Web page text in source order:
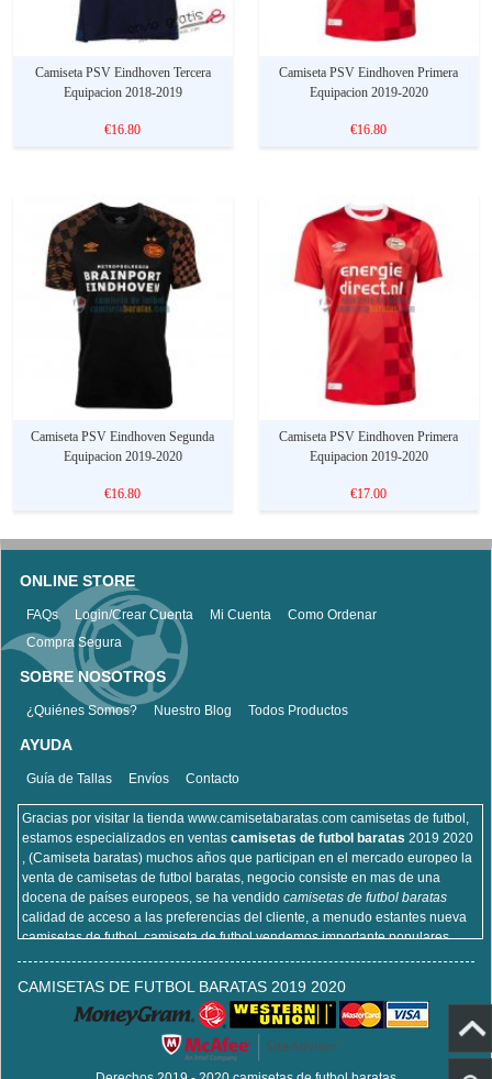
Camiseta PSV Eindhoven Tercera
Equipacion 2018-2019
€16.80
Camiseta PSV Eindhoven Primera
Equipacion 2019-2020
€16.80
Camiseta PSV Eindhoven Segunda
Equipacion 2019-2020
€16.80
Camiseta PSV Eindhoven Primera
Equipacion 2019-2020
€17.00
ONLINE STORE
FAQs Login/Crear Cuenta Mi Cuenta
Como Ordenar
Compra Segura
SOBRE NOSOTROS
¿Quiénes Somos? Nuestro Blog Todos Productos
AYUDA
Guía de Tallas Envíos Contacto
Gracias por visitar la tienda www.camisetabaratas.com camisetas de futbol,
estamos especializados en ventas camisetas de futbol baratas 2019 2020
, (Camiseta baratas) muchos años que participan en el mercado europeo la
venta de camisetas de futbol baratas, negocio consiste en mas de una
docena de países europeos, se ha vendido camisetas de futbol baratas
calidad de acceso a las preferencias del cliente, a menudo estantes nueva
camisetas de futbol, camiseta de futbol vendemos importante populares,
sitios de la camisa de futbol que venden , cien por ciento algodón, lavable a
máquina, no desapareciendo, la calidad puede ser garantizada, puedes
estar seguro de comprar!
CAMISETAS DE FUTBOL BARATAS 2019 2020